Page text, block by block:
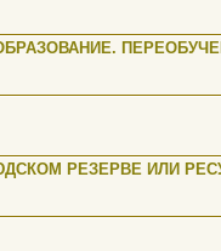
РЕЗЕРВЕ ИЛИ